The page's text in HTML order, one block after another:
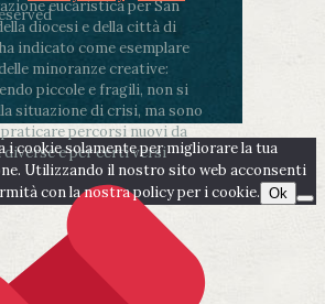
eucaristica per San
diocesi e della città di
indicato come esemplare
minoranze creative:
piccole e fragili, non si
situazione di crisi, ma sono
percorsi nuovi da
e per certi versi
i cookie solamente per migliorare la tua
Utilizzando il nostro sito web acconsenti
con la nostra policy per i cookie. Ok